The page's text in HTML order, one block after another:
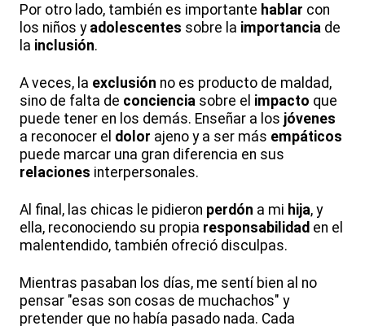
Por otro lado, también es importante hablar con
los niños y adolescentes sobre la importancia de
la inclusión.
A veces, la exclusión no es producto de maldad,
sino de falta de conciencia sobre el impacto que
puede tener en los demás. Enseñar a los jóvenes
a reconocer el dolor ajeno y a ser más empáticos
puede marcar una gran diferencia en sus
relaciones interpersonales.
Al final, las chicas le pidieron perdón a mi hija, y
ella, reconociendo su propia responsabilidad en el
malentendido, también ofreció disculpas.
Mientras pasaban los días, me sentí bien al no
pensar "esas son cosas de muchachos" y
pretender que no había pasado nada. Cada